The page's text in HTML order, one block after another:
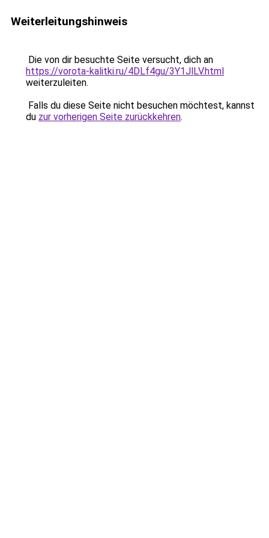
Weiterleitungshinweis
Die von dir besuchte Seite versucht, dich an
https://vorota-kalitki.ru/4DLf4gu/3Y1JlLV.html
weiterzuleiten.
Falls du diese Seite nicht besuchen möchtest, kannst
du zur vorherigen Seite zurückkehren.